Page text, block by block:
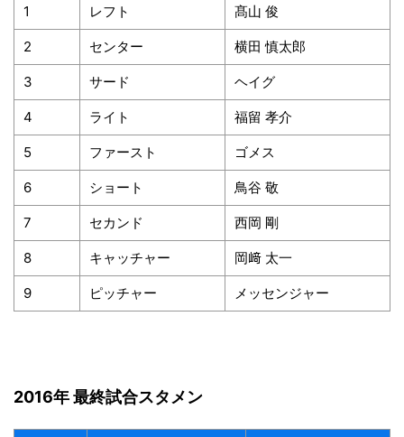
1 レフト 髙山 俊
2 センター 横田 慎太郎
3 サード ヘイグ
4 ライト 福留 孝介
5 ファースト ゴメス
6 ショート 鳥谷 敬
7 セカンド 西岡 剛
8 キャッチャー 岡﨑 太一
9 ピッチャー メッセンジャー
2016年 最終試合スタメン